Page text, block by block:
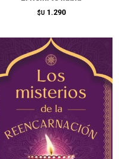
$U 1.290